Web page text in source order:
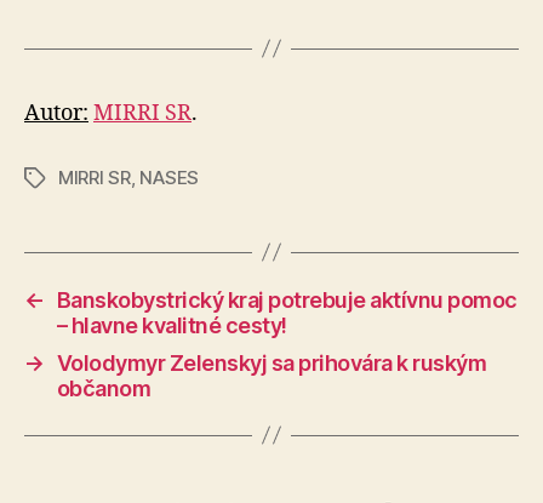
Autor: MIRRI SR.
ZnačkyMIRRI SR, NASES
←
Banskobystrický kraj potrebuje aktívnu pomoc
– hlavne kvalitné cesty!
→ Volodymyr Zelenskyj sa prihovára k ruským
občanom